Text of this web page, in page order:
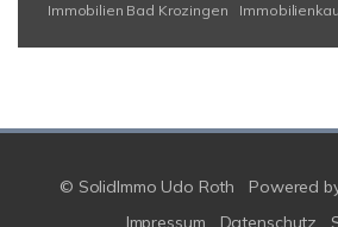
Immobilien Bad Krozingen
© SolidImmo Udo Roth Powered
Impressum
Datenschutz